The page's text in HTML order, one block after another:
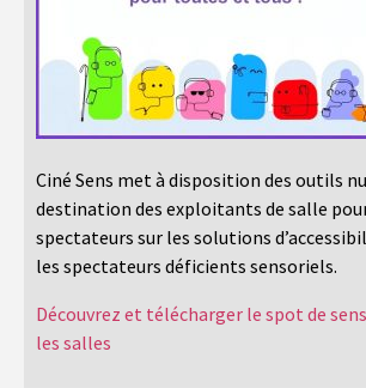
Ciné Sens met à disposition des outils
destination des exploitants de salle
spectateurs sur les solutions
les spectateurs déficients sensoriels.
Découvrez et télécharger le spot de
les salles